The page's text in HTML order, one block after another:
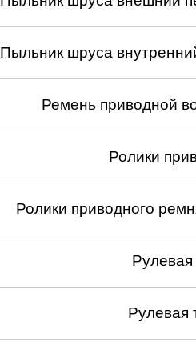
Пыльник шруса
Ремень приводной
Ролики
Ролики приводного
Рулевая
Рулевая